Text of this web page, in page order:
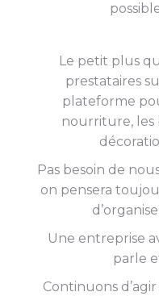
Le petit plus
prestataires
plateforme
nourriture, les
Pas besoin de
on pensera
Une entreprise
parle
Continuons